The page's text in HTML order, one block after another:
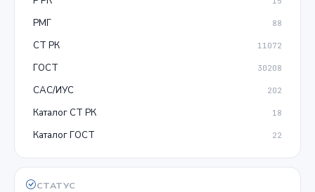
РМГ 88
СТ РК 11072
ГОСТ 30208
САС/ИУС 202
Каталог СТ РК 18
Каталог ГОСТ 22
СТАТУС